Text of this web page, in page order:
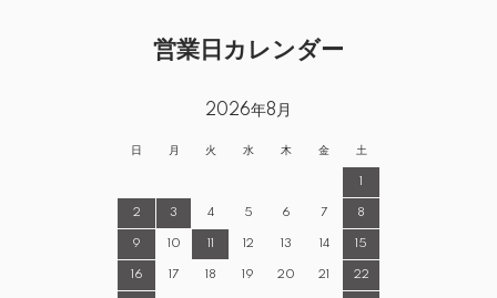
営業日カレンダー
2026年8月
日 月 火 水 木 金 土
1
2 3 4 5 6 7 8
9 10 11 12 13 14 15
16 17 18 19 20 21 22